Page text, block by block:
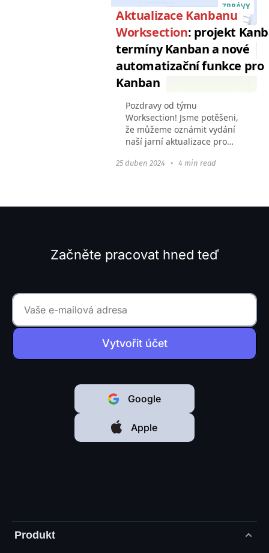
ZPRÁVY
Aktualizace Kanbanu
Worksection: projekt
termíny Kanban a nové
automatizační funkce pro
Kanban
Pozdravy od týmu
Worksection! Jsme potěšeni,
že můžeme oznámit vydání
naší jarní aktualizace pro
stávající funkce a přidali
25 duben 2024 • 4 min read
Začněte pracovat hned teď
Vytvořit účet
Google
Apple
Produkt